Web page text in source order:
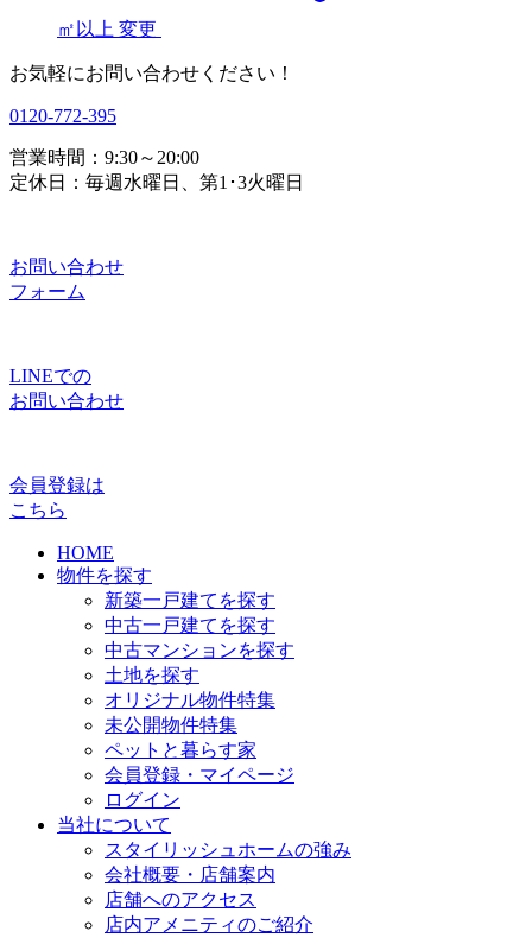
㎡以上 変更
お気軽にお問い合わせください！
0120-772-395
営業時間：9:30～20:00
定休日：毎週水曜日、第1･3火曜日
お問い合わせ
フォーム
LINEでの
お問い合わせ
会員登録は
こちら
HOME
物件を探す
新築一戸建てを探す
中古一戸建てを探す
中古マンションを探す
土地を探す
オリジナル物件特集
未公開物件特集
ペットと暮らす家
会員登録・マイページ
ログイン
当社について
スタイリッシュホームの強み
会社概要・店舗案内
店舗へのアクセス
店内アメニティのご紹介